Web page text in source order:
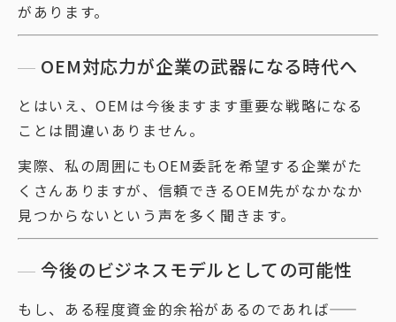
があります。
OEM対応力が企業の武器になる時代へ
とはいえ、OEMは今後ますます重要な戦略になる
ことは間違いありません。
実際、私の周囲にもOEM委託を希望する企業がた
くさんありますが、信頼できるOEM先がなかなか
見つからないという声を多く聞きます。
今後のビジネスモデルとしての可能性
もし、ある程度資金的余裕があるのであれば――